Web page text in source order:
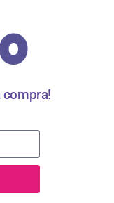
compra!